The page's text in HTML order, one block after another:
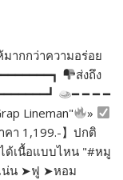
มากกว่าความอร่อย
ส่งถึง
━ ━ ━ ━
Lineman"
»
คา 1,199.-】ปกติ
ด้เนื้อแบบไหน "#หมู
น่น ➤ฟู ➤หอม